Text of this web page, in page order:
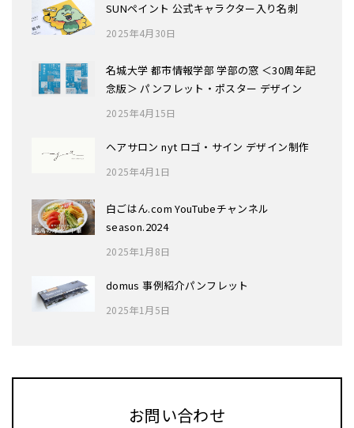
SUNペイント 公式キャラクター入り名刺
2025年4月30日
名城大学 都市情報学部 学部の窓 ＜30周年記
念版＞ パンフレット・ポスター デザイン
2025年4月15日
ヘアサロン nyt ロゴ・サイン デザイン制作
2025年4月1日
白ごはん.com YouTubeチャンネル
season.2024
2025年1月8日
domus 事例紹介パンフレット
2025年1月5日
お問い合わせ